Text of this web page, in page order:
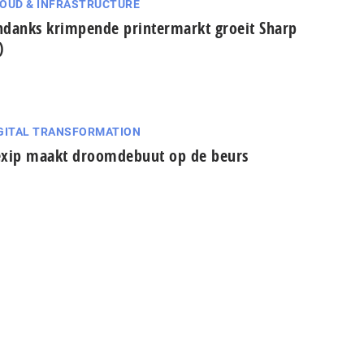
& INFRASTRUCTURE
krimpende printermarkt groeit Sharp
TRANSFORMATION
maakt droomdebuut op de beurs